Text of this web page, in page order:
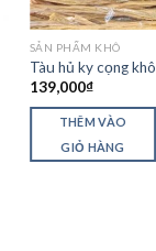
SẢN PHẨM KHÔ
Tàu hủ ky cọng khô
139,000₫
THÊM VÀO
GIỎ HÀNG